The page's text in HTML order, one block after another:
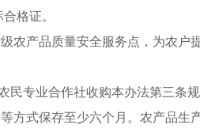
格证。
农产品质量安全服务点，为农户
专业合作社收购本办法第三条
方式保存至少六个月。农产品生